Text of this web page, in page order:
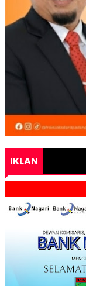
IKLAN